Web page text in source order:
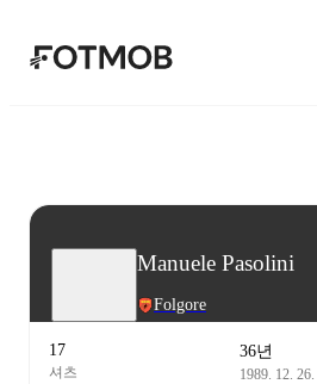
본문으로 건너뛰기
Manuele Pasolini
Folgore
17
셔츠
36년
1989. 12. 26.